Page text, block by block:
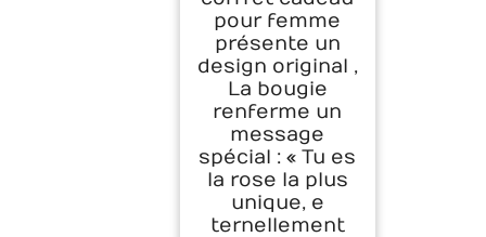
pour femme
présente un
design original ,
La bougie
renferme un
message
spécial : « Tu es
la rose la plus
unique, e
ternellement